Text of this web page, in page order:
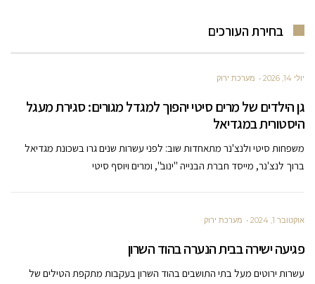
בחירת העורכים
יולי 14, 2026 מערכת ירוק
גן הילדים של מרים סיטי יהפוך למגדל מגורים: סגירת מעגל
היסטורית במגדיאל
משפחות סיטי ולנצ'נר מתאחדות שוב: לפני עשרות שנים גרו בשכונת מגדיאל
ברוך לנצ'נר, מייסד חברת הבנייה "ינוב", ומרים ויוסף סיטי
אוקטובר 1, 2024 מערכת ירוק
פגיעה ישירה בבית הנערה בהוד השרון
עשרות ירוטים מעל בתי התושבים בהוד השרון בעקבות מתקפת הטילים של